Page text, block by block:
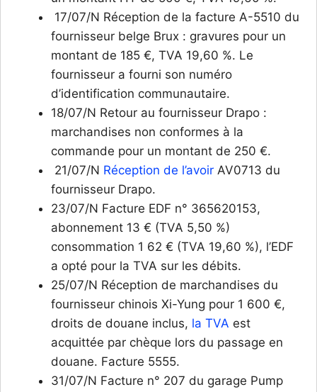
17/07/N Réception de la facture A-5510 du
fournisseur belge Brux : gravures pour un
montant de 185 €, TVA 19,60 %. Le
fournisseur a fourni son numéro
d’identification communautaire.
18/07/N Retour au fournisseur Drapo :
marchandises non conformes à la
commande pour un montant de 250 €.
21/07/N Réception de l’avoir AV0713 du
fournisseur Drapo.
23/07/N Facture EDF n° 365620153,
abonnement 13 € (TVA 5,50 %)
consommation 1 62 € (TVA 19,60 %), l’EDF
a opté pour la TVA sur les débits.
25/07/N Réception de marchandises du
fournisseur chinois Xi-Yung pour 1 600 €,
droits de douane inclus, la TVA est
acquittée par chèque lors du passage en
douane. Facture 5555.
31/07/N Facture n° 207 du garage Pump